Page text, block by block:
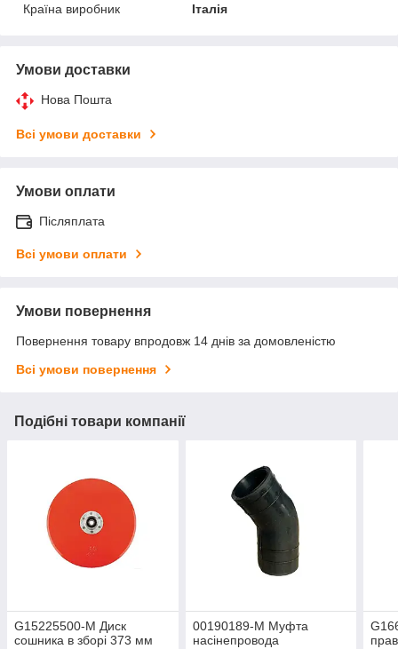
Країна виробник
Італія
Умови доставки
Нова Пошта
Всі умови доставки
Умови оплати
Післяплата
Всі умови оплати
Умови повернення
Повернення товару впродовж 14 днів за домовленістю
Всі умови повернення
Подібні товари компанії
G15225500-M Диск
сошника в зборі 373 мм
00190189-M Муфта
насінепровода